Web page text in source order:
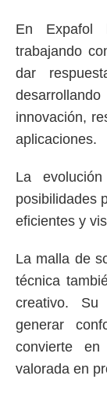
En Expafol
trabajando
dar
innovación,
aplicaciones.
La
posibilidades
eficientes y
La malla de
técnica
creativo.
generar
convierte
valorada en